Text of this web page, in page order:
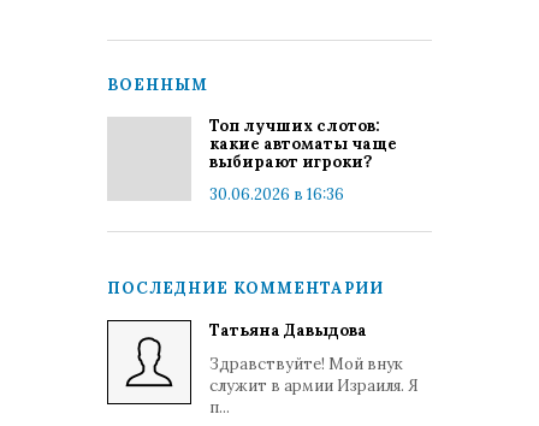
ВОЕННЫМ
Топ лучших слотов:
какие автоматы чаще
выбирают игроки?
30.06.2026 в 16:36
ПОСЛЕДНИЕ КОММЕНТАРИИ
Татьяна Давыдова
Здравствуйте! Мой внук
служит в армии Израиля. Я
п...